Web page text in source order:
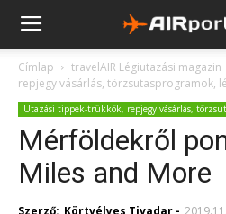
Címlap travelAIR Légiutazási magazin
repjegy vásárlás, törzsutasprogramok,
Utazási tippek-trükkök, repjegy vásárlás,
Mérföldekről
Miles and More
Szerző: Körtvélyes Tivadar -